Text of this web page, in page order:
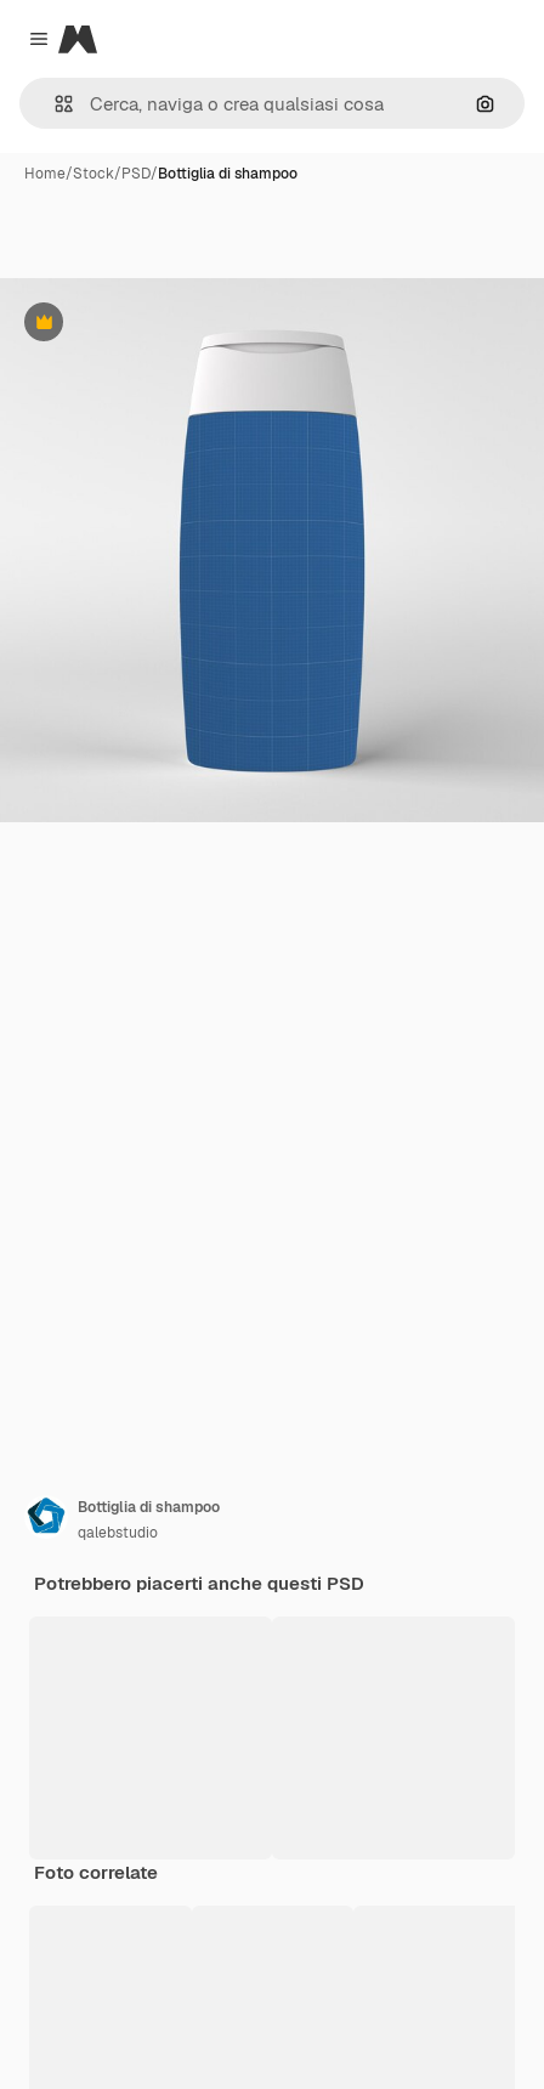
Close menu
Magnific
Cerca
Home/Stock/PSD/Bottiglia di shampoo
Premium
Bottiglia di shampoo
qalebstudio
Potrebbero piacerti anche questi PSD
Foto correlate